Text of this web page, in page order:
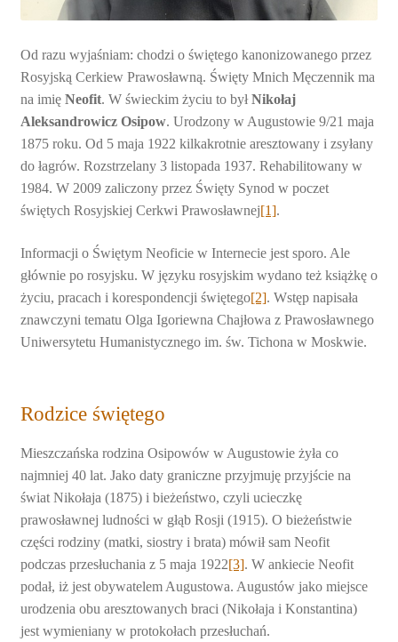
Od razu wyjaśniam: chodzi o świętego kanonizowanego przez
Rosyjską Cerkiew Prawosławną. Święty Mnich Męczennik ma
na imię Neofit. W świeckim życiu to byłNikołaj
Aleksandrowicz Osipow. Urodzony w Augustowie 9/21 maja
1875 roku. Od 5 maja 1922 kilkakrotnie aresztowany i zsyłany
do łagrów. Rozstrzelany 3 listopada 1937. Rehabilitowany w
1984. W 2009 zaliczony przez Święty Synod w poczet
świętych Rosyjskiej Cerkwi Prawosławnej[1].
Informacji o Świętym Neoficie w Internecie jest sporo. Ale
głównie po rosyjsku. W języku rosyjskim wydano też książkę o
życiu, pracach i korespondencji świętego[2]. Wstęp napisała
znawczyni tematu Olga Igoriewna Chajłowa z Prawosławnego
Uniwersytetu Humanistycznego im. św. Tichona w Moskwie.
Rodzice świętego
Mieszczańska rodzina Osipowów w Augustowie żyła co
najmniej 40 lat. Jako daty graniczne przyjmuję przyjście na
świat Nikołaja (1875) i bieżeństwo, czyli ucieczkę
prawosławnej ludności w głąb Rosji (1915). O bieżeństwie
części rodziny (matki, siostry i brata) mówił sam Neofit
podczas przesłuchania z 5 maja 1922[3]. W ankiecie Neofit
podał, iż jest obywatelem Augustowa. Augustów jako miejsce
urodzenia obu aresztowanych braci (Nikołaja i Konstantina)
jest wymieniany w protokołach przesłuchań.